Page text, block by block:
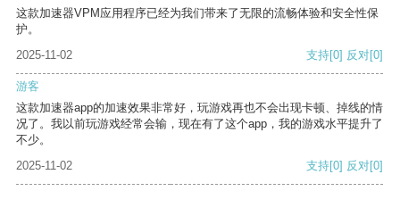
这款加速器VPM应用程序已经为我们带来了无限的流畅体验和安全性保
护。
2025-11-02
支持[0] 反对[0]
游客
这款加速器app的加速效果非常好，玩游戏再也不会出现卡顿、掉线的情
况了。我以前玩游戏经常会输，现在有了这个app，我的游戏水平提升了
不少。
2025-11-02
支持[0] 反对[0]